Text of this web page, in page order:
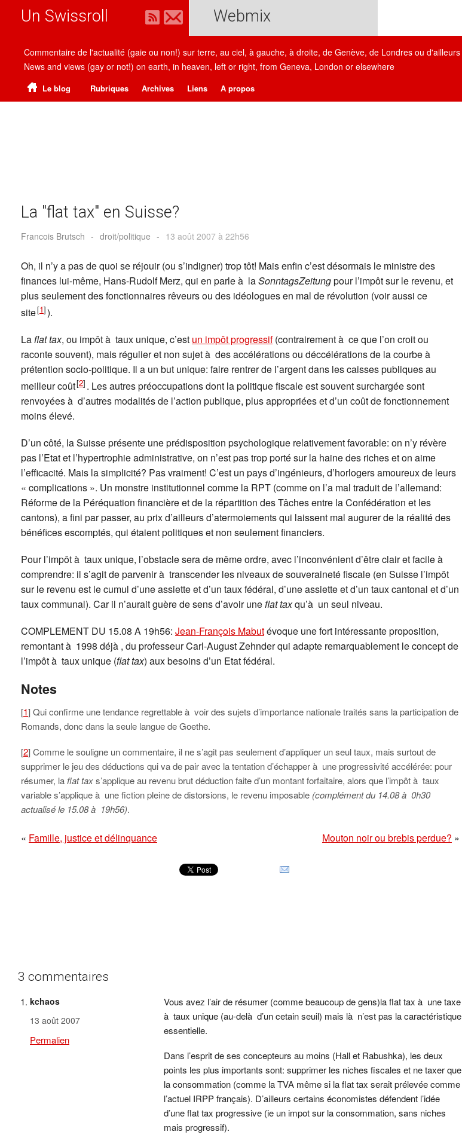
Un Swissroll Webmix
Commentaire de l'actualité (gaie ou non!) sur terre, au ciel, à gauche, à droite, de Genève, de Londres ou d'ailleurs
News and views (gay or not!) on earth, in heaven, left or right, from Geneva, London or elsewhere
Le blog Rubriques Archives Liens A propos
La "flat tax" en Suisse?
Francois Brutsch - droit/politique - 13 août 2007 à 22h56
Oh, il n’y a pas de quoi se réjouir (ou s’indigner) trop tôt! Mais enfin c’est désormais le ministre des
finances lui-même, Hans-Rudolf Merz, qui en parle à laSonntagsZeitungpour l’impôt sur le revenu, et
plus seulement des fonctionnaires rêveurs ou des idéologues en mal de révolution (voir aussi ce
site[1]).
Laflat tax, ou impôt à taux unique, c’est un impôt progressif(contrairement à ce que l’on croit ou
raconte souvent), mais régulier et non sujet à des accélérations ou déccélérations de la courbe à
prétention socio-politique. Il a un but unique: faire rentrer de l’argent dans les caisses publiques au
meilleur coût[2] . Les autres préoccupations dont la politique fiscale est souvent surchargée sont
renvoyées à d’autres modalités de l’action publique, plus appropriées et d’un coût de fonctionnement
moins élevé.
D’un côté, la Suisse présente une prédisposition psychologique relativement favorable: on n’y révère
pas l’Etat et l’hypertrophie administrative, on n’est pas trop porté sur la haine des riches et on aime
l’efficacité. Mais la simplicité? Pas vraiment! C’est un pays d’ingénieurs, d’horlogers amoureux de leurs
« complications ». Un monstre institutionnel comme la RPT (comme on l’a mal traduit de l’allemand:
Réforme de la Péréquation financière et de la répartition des Tâches entre la Confédération et les
cantons), a fini par passer, au prix d’ailleurs d’atermoiements qui laissent mal augurer de la réalité des
bénéfices escomptés, qui étaient politiques et non seulement financiers.
Pour l’impôt à taux unique, l’obstacle sera de même ordre, avec l’inconvénient d’être clair et facile à
comprendre: il s’agit de parvenir à transcender les niveaux de souveraineté fiscale (en Suisse l’impôt
sur le revenu est le cumul d’une assiette et d’un taux fédéral, d’une assiette et d’un taux cantonal et d’un
taux communal). Car il n’aurait guère de sens d’avoir uneflat taxqu’à un seul niveau.
COMPLEMENT DU 15.08 A 19h56: Jean-François Mabutévoque une fort intéressante proposition,
remontant à 1998 déjà , du professeur Carl-August Zehnder qui adapte remarquablement le concept de
l’impôt à taux unique (flat tax) aux besoins d’un Etat fédéral.
Notes
[1] Qui confirme une tendance regrettable à voir des sujets d’importance nationale traités sans la participation de
Romands, donc dans la seule langue de Goethe.
[2] Comme le souligne un commentaire, il ne s’agit pas seulement d’appliquer un seul taux, mais surtout de
supprimer le jeu des déductions qui va de pair avec la tentation d’échapper à une progressivité accélérée: pour
résumer, la flat taxs’applique au revenu brut déduction faite d’un montant forfaitaire, alors que l’impôt à taux
variable s’applique à une fiction pleine de distorsions, le revenu imposable (complément du 14.08 à 0h30
actualisé le 15.08 à 19h56).
« Famille, justice et délinquance Mouton noir ou brebis perdue? »
3 commentaires
kchaos
13 août 2007
Permalien
Vous avez l’air de résumer (comme beaucoup de gens)la flat tax à une taxe
à taux unique (au-delà d’un cetain seuil) mais là n’est pas la caractéristique
essentielle.
Dans l’esprit de ses concepteurs au moins (Hall et Rabushka), les deux
points les plus importants sont: supprimer les niches fiscales et ne taxer que
la consommation (comme la TVA même si la flat tax serait prélevée comme
l’actuel IRPP français). D’ailleurs certains économistes défendent l’idée
d’une flat tax progressive (ie un impot sur la consommation, sans niches
mais progressif).